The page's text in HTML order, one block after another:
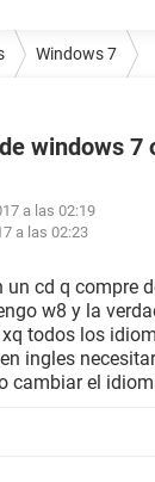
Windows 7
windows 7
a las 02:19
a las 02:23
cd q compre
w8 y la
todos los
ingles
cambiar el